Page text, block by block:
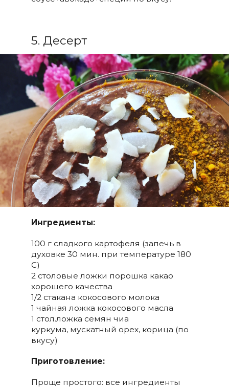
5. Десерт
Ингредиенты:
100 г сладкого картофеля (запечь в
духовке 30 мин. при температуре 180
С)
2 столовые ложки порошка какао
хорошего качества
1/2 стакана кокосового молока
1 чайная ложка кокосового масла
1 стол.ложка семян чиа
куркума, мускатный орех, корица (по
вкусу)
Приготовление:
Проще простого: все ингредиенты